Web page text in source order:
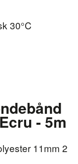
30°C
- 5m